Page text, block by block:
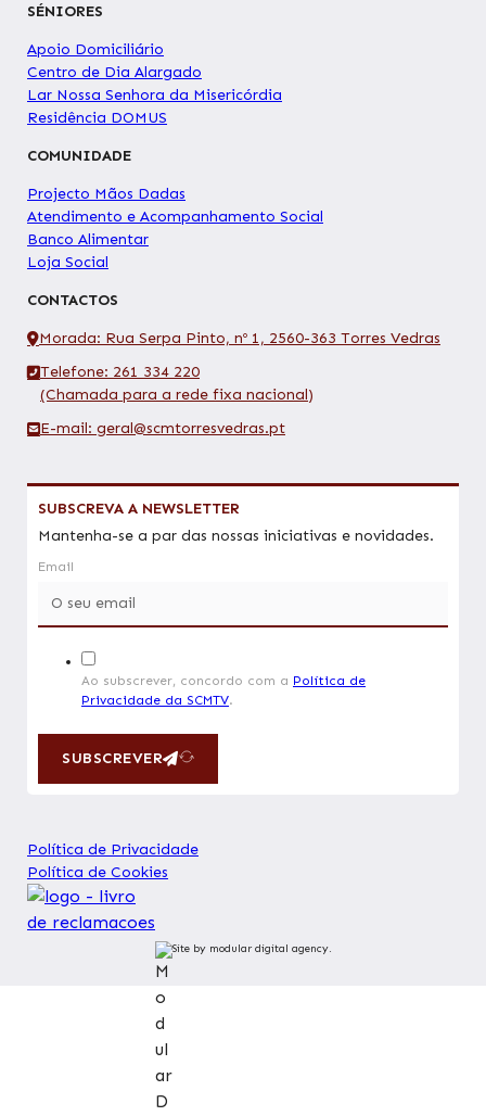
SÉNIORES
Apoio Domiciliário
Centro de Dia Alargado
Lar Nossa Senhora da Misericórdia
Residência DOMUS
COMUNIDADE
Projecto Mãos Dadas
Atendimento e Acompanhamento Social
Banco Alimentar
Loja Social
CONTACTOS
Morada: Rua Serpa Pinto, nº 1, 2560-363 Torres Vedras
Telefone: 261 334 220
(Chamada para a rede fixa nacional)
E-mail: geral@scmtorresvedras.pt
SUBSCREVA A NEWSLETTER
Mantenha-se a par das nossas iniciativas e novidades.
Email
Ao subscrever, concordo com a Política de
Privacidade da SCMTV.
SUBSCREVER
Política de Privacidade
Política de Cookies
Site by modular digital agency.